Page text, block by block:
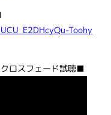
Toohy
ロスフェード試聴■